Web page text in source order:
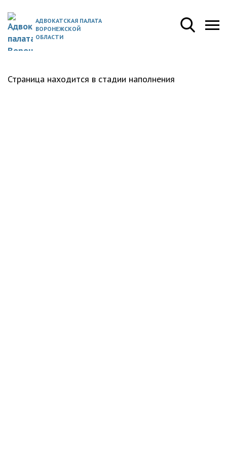
АДВОКАТСКАЯ ПАЛАТА
ВОРОНЕЖСКОЙ
ОБЛАСТИ
Страница находится в стадии наполнения